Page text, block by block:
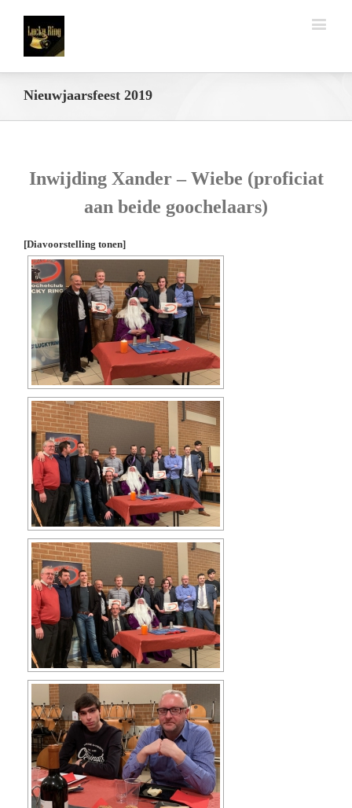
Nieuwjaarsfeest 2019
Inwijding Xander – Wiebe (proficiat
aan beide goochelaars)
[Diavoorstelling tonen]